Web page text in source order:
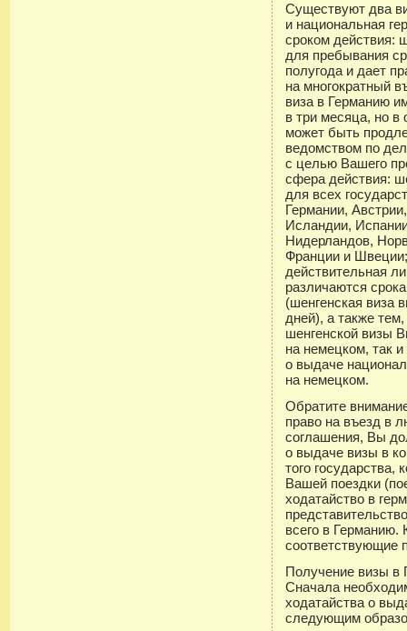
Существуют два
и национальная
сроком действия:
для пребывания
полугода и дает
на многократный
виза в Германию
в три месяца, но в
может быть
ведомством по
с целью Вашего
сфера действия:
для всех
Германии,
Исландии,
Нидерландов,
Франции и Швеции;
действительная
различаются
(шенгенская виза
дней), а также
шенгенской визы
на немецком, так
о выдаче
на немецком.
Обратите
право на въезд в
соглашения, Вы
о выдаче визы в
того государства,
Вашей поездки
ходатайство в
всего в
соответствующие
Получение визы в
Сначала
ходатайства о
следующим